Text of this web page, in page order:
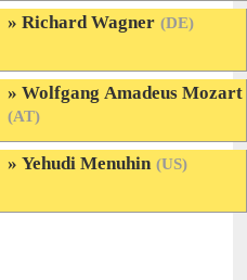
Richard Wagner (DE)
Wolfgang Amadeus Mozart
(AT)
Yehudi Menuhin (US)